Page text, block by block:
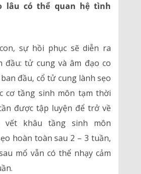
lâu có thể quan hệ tình
sự hồi phục sẽ diễn ra
đầu: tử cung và âm đạo co
đầu, cổ tử cung lành sẹo
cơ tầng sinh môn tạm thời
được tập luyện để trở về
vết khâu tầng sinh môn
hoàn toàn sau 2 – 3 tuần,
mổ vẫn có thể nhạy cảm